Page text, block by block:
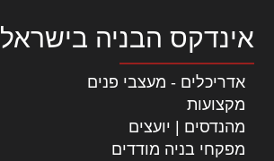
אינדקס הבניה בישראל
אדריכלים - מעצבי פנים
מקצועות
מהנדסים | יועצים
מפקחי בניה מודדים